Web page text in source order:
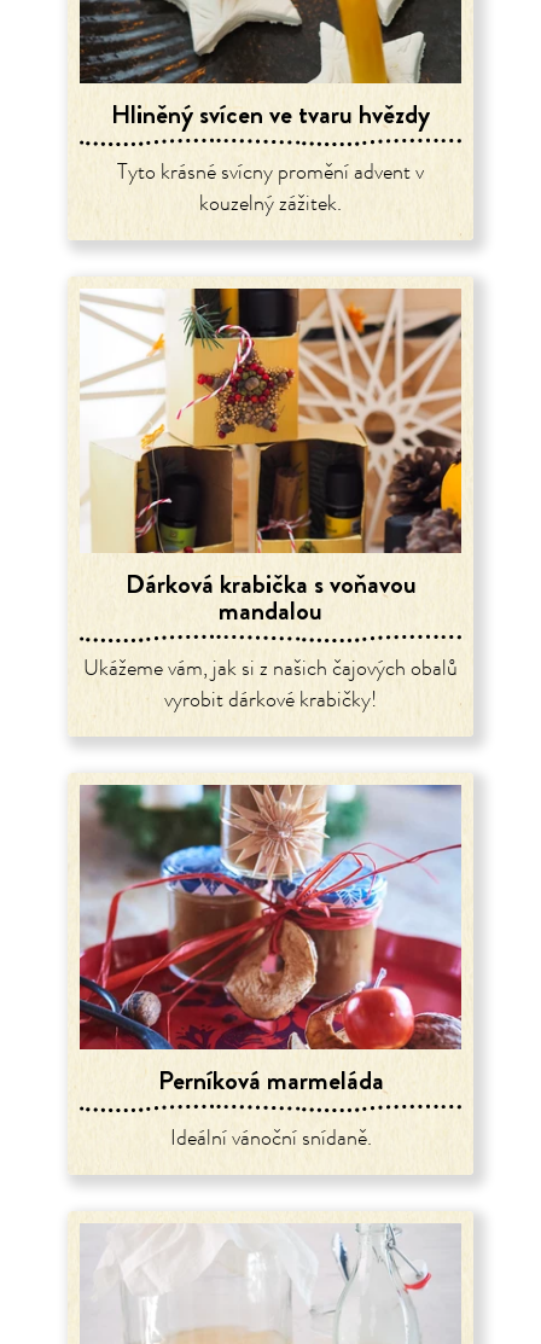
Hliněný svícen ve tvaru hvězdy
Tyto krásné svícny promění advent v
kouzelný zážitek.
Dárková krabička s voňavou
mandalou
Ukážeme vám, jak si z našich čajových obalů
vyrobit dárkové krabičky!
Perníková marmeláda
Ideální vánoční snídaně.